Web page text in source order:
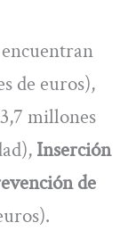
de euros),
millones
Inserción
de